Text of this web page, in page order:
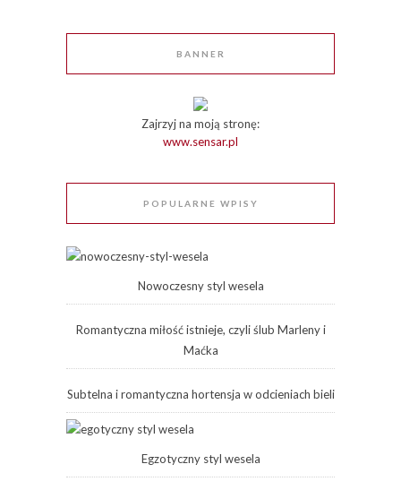
BANNER
Zajrzyj na moją stronę:
www.sensar.pl
POPULARNE WPISY
Nowoczesny styl wesela
Romantyczna miłość istnieje, czyli ślub Marleny i
Maćka
Subtelna i romantyczna hortensja w odcieniach bieli
Egzotyczny styl wesela